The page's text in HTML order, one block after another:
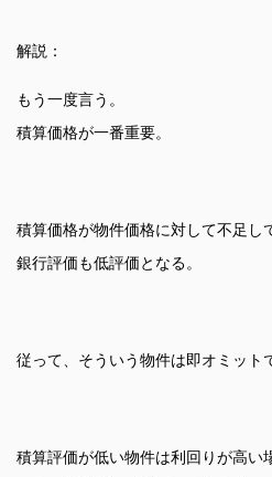
解説：
もう一度言う。
積算価格が一番重要。
積算価格が物件価格に対して不足し
銀行評価も低評価となる。
従って、そういう物件は即オミット
積算評価が低い物件は利回りが高い